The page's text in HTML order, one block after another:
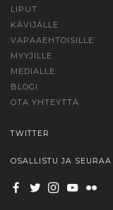
LIPUT
KÄVIJÄLLE
VAPAAEHTOISILLE
MYYJILLE
MEDIALLE
BLOGI
OTA YHTEYTTÄ
TWITTER
OSALLISTU JA SEURAA